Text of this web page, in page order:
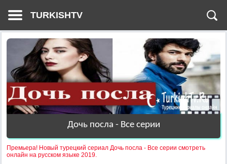
TURKISHTV
Дочь посла - Все серии
Премьера! Новый турецкий сериал Дочь посла - Все серии смотреть
онлайн на русском языке 2019.